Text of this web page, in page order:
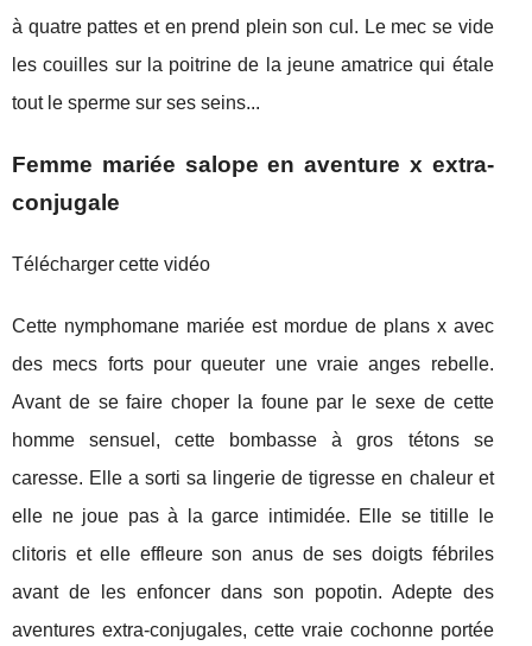
à quatre pattes et en prend plein son cul. Le mec se vide
les couilles sur la poitrine de la jeune amatrice qui étale
tout le sperme sur ses seins...
Femme mariée salope en aventure x extra-
conjugale
Télécharger cette vidéo
Cette nymphomane mariée est mordue de plans x avec
des mecs forts pour queuter une vraie anges rebelle.
Avant de se faire choper la foune par le sexe de cette
homme sensuel, cette bombasse à gros tétons se
caresse. Elle a sorti sa lingerie de tigresse en chaleur et
elle ne joue pas à la garce intimidée. Elle se titille le
clitoris et elle effleure son anus de ses doigts fébriles
avant de les enfoncer dans son popotin. Adepte des
aventures extra-conjugales, cette vraie cochonne portée